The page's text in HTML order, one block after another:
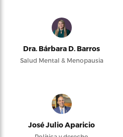
Dra. Bárbara D. Barros
Salud Mental & Menopausia
José Julio Aparicio